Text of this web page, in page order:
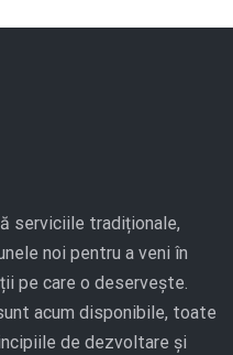
serviciile tradiționale,
noi pentru a veni în
pe care o deservește.
acum disponibile, toate
de dezvoltare și